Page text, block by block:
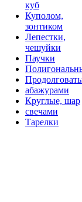
куб
Куполом,
зонтиком
Лепестки,
чешуйки
Паучки
абажурами
Круглые, шар
свечами
Тарелки